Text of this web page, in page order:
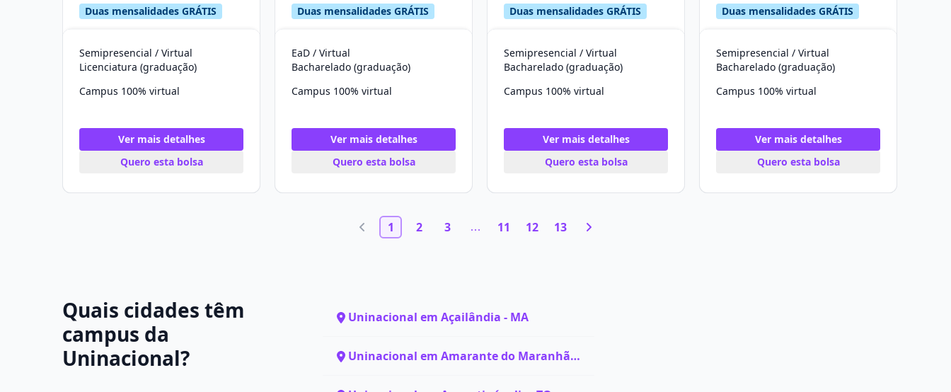
Duas mensalidades GRÁTIS
Semipresencial / Virtual
Licenciatura (graduação)
Campus 100% virtual
Ver mais detalhes
Quero esta bolsa
Duas mensalidades GRÁTIS
EaD / Virtual
Bacharelado (graduação)
Campus 100% virtual
Ver mais detalhes
Quero esta bolsa
Duas mensalidades GRÁTIS
Semipresencial / Virtual
Bacharelado (graduação)
Campus 100% virtual
Ver mais detalhes
Quero esta bolsa
Duas mensalidades GRÁTIS
Semipresencial / Virtual
Bacharelado (graduação)
Campus 100% virtual
Ver mais detalhes
Quero esta bolsa
1 2 3 11 12 13
Quais cidades têm
campus da
Uninacional?
Uninacional em Açailândia - MA
Uninacional em Amarante do Maranhão